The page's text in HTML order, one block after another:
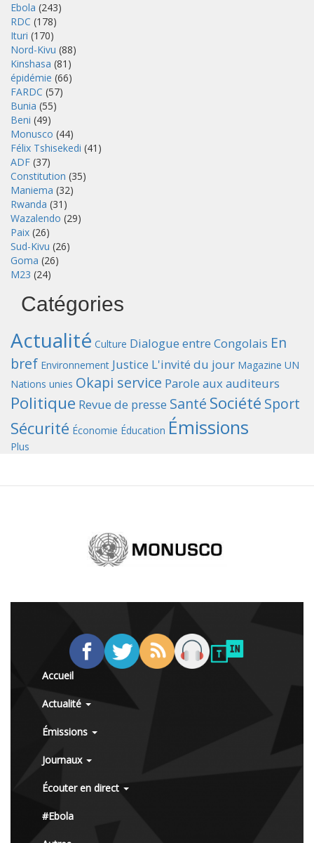
Ebola (243)
RDC (178)
Ituri (170)
Nord-Kivu (88)
Kinshasa (81)
épidémie (66)
FARDC (57)
Bunia (55)
Beni (49)
Monusco (44)
Félix Tshisekedi (41)
ADF (37)
Constitution (35)
Maniema (32)
Rwanda (31)
Wazalendo (29)
Paix (26)
Sud-Kivu (26)
Goma (26)
M23 (24)
Catégories
Actualité Culture Dialogue entre Congolais En
bref Environnement Justice L'invité du jour Magazine UN
Nations unies Okapi service Parole aux auditeurs
Politique Revue de presse Santé Société Sport
Sécurité Économie Éducation Émissions
Plus
Accueil
Actualité
Émissions
Journaux
Écouter en direct
#Ebola